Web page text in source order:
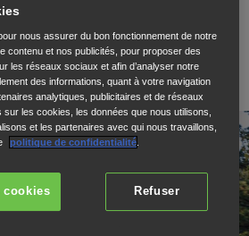
nous assurer du bon fonctionnement de notre
contenu et nos publicités, pour proposer des
les réseaux sociaux et afin d’analyser notre
des informations, quant à votre navigation
analytiques, publicitaires et de réseaux
les cookies, les données que nous utilisons,
et les partenaires avec qui nous travaillons,
politique de confidentialité.
Refuser
cookies